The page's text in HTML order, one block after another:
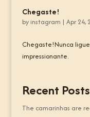
Chegaste!
by instagram | Apr 24,
Chegaste!Nunca
impressionante.
Recent Posts
The camarinhas are